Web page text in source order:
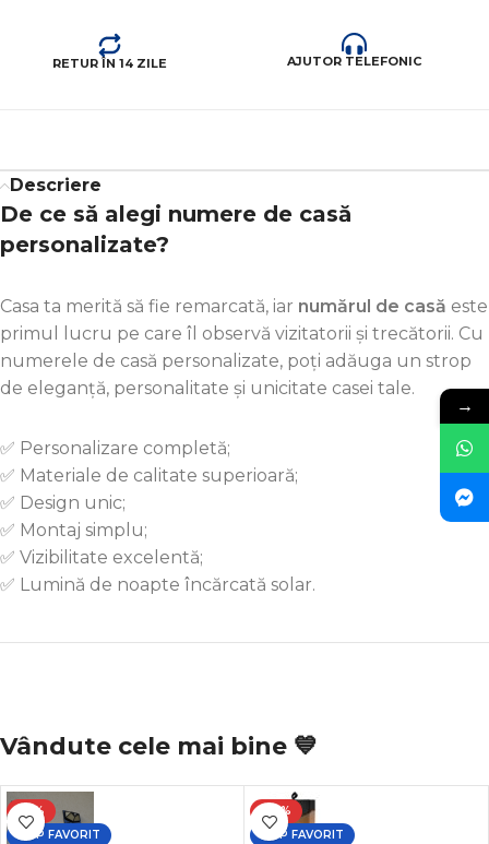
RETUR ÎN 14 ZILE AJUTOR TELEFONIC
Descriere
De ce să alegi numere de casă
personalizate?
Casa ta merită să fie remarcată, iar numărul de casă este
primul lucru pe care îl observă vizitatorii și trecătorii. Cu
numerele de casă personalizate, poți adăuga un strop
de eleganță, personalitate și unicitate casei tale.
✅ Personalizare completă;
✅ Materiale de calitate superioară;
✅ Design unic;
✅ Montaj simplu;
✅ Vizibilitate excelentă;
✅ Lumină de noapte încărcată solar.
Vândute cele mai bine 💙
-21%
TOP FAVORIT
-28%
TOP FAVORIT
→